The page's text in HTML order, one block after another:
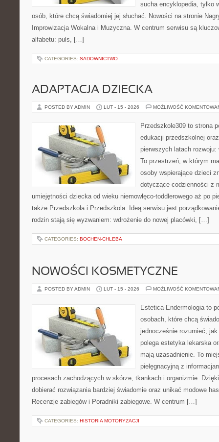
sucha encyklopedia, tylko
osób, które chcą świadomiej jej słuchać. Nowości na stronie
Improwizacja Wokalna i Muzyczna. W centrum serwisu są
alfabetu: puls, […]
CATEGORIES: SADOWNICTWO
ADAPTACJA DZIECKA
POSTED BY ADMIN LUT - 15 - 2026 MOŻLIWOŚĆ
Przedszkole309 to strona
edukacji przedszkolnej
pierwszych latach
To przestrzeń, w którym
osoby wspierające dzieci
dotyczące codzienności z
umiejętności dziecka od wieku niemowlęco-toddlerowego aż po
także Przedszkola i Przedszkola. Ideą serwisu jest
rodzin stają się wyzwaniem: wdrożenie do nowej placówki, […]
CATEGORIES: BOCHEN-CHLEBA
NOWOŚCI KOSMETYCZNE
POSTED BY ADMIN LUT - 15 - 2026 MOŻLIWOŚĆ
Estetica-Endermologia to
osobach, które chcą
jednocześnie rozumieć,
polega estetyka lekarska
mają uzasadnienie. To
pielęgnacyjną z
procesach zachodzących w skórze, tkankach i organizmie.
dobierać rozwiązania bardziej świadomie oraz unikać modowe
Recenzje zabiegów i Poradniki zabiegowe. W centrum […]
CATEGORIES: HISTORIA MOTORYZACJI